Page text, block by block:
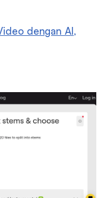
dengan AI,